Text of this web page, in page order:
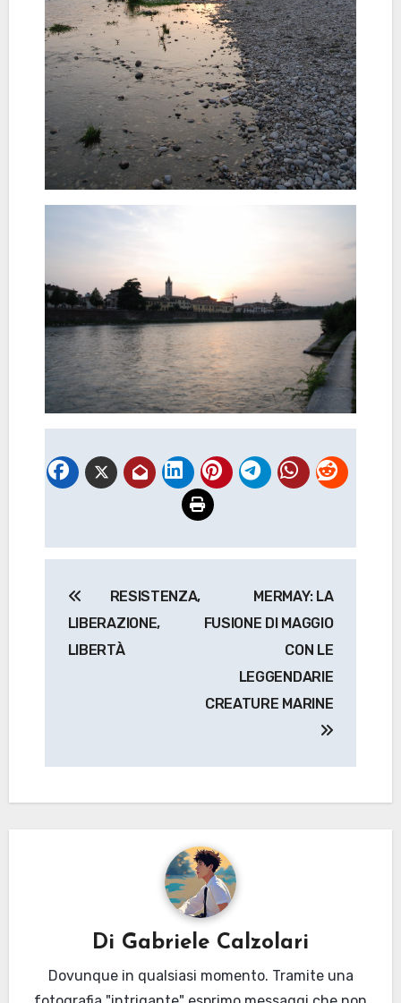
articoli
RESISTENZA,
LIBERAZIONE,
LIBERTÀ
MERMAY: LA
FUSIONE DI MAGGIO
CON LE
LEGGENDARIE
CREATURE MARINE
Di Gabriele Calzolari
Dovunque in qualsiasi momento. Tramite una